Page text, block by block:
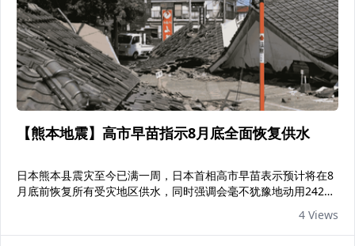
【熊本地震】高市早苗指示8月底全面恢复供水
日本熊本县震灾至今已满一周，日本首相高市早苗表示预计将在8
月底前恢复所有受灾地区供水，同时强调会毫不犹豫地动用242亿
4 Views